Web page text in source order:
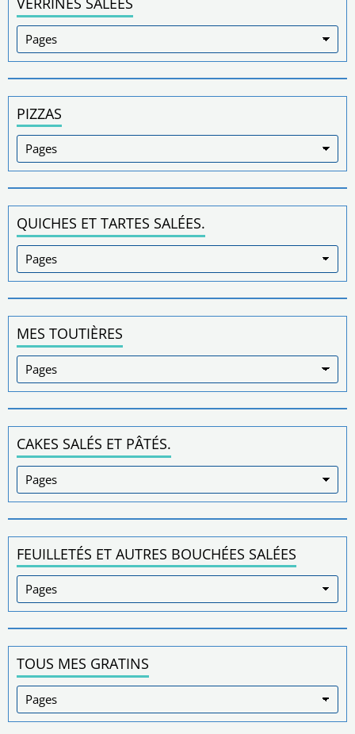
PIZZAS
QUICHES ET TARTES SALÉES.
MES TOUTIÈRES
CAKES SALÉS ET PÂTÉS.
FEUILLETÉS ET AUTRES BOUCHÉES SALÉES
TOUS MES GRATINS